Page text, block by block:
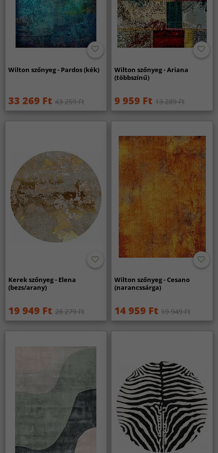
Wilton szőnyeg - Pardos (kék)
33 269 Ft 43 259 Ft
Wilton szőnyeg - Ariana
(többszínű)
9 959 Ft 13 289 Ft
Kerek szőnyeg - Elena
(bezs/arany)
19 949 Ft 28 279 Ft
Wilton szőnyeg - Cesano
(narancssárga)
14 959 Ft 19 949 Ft